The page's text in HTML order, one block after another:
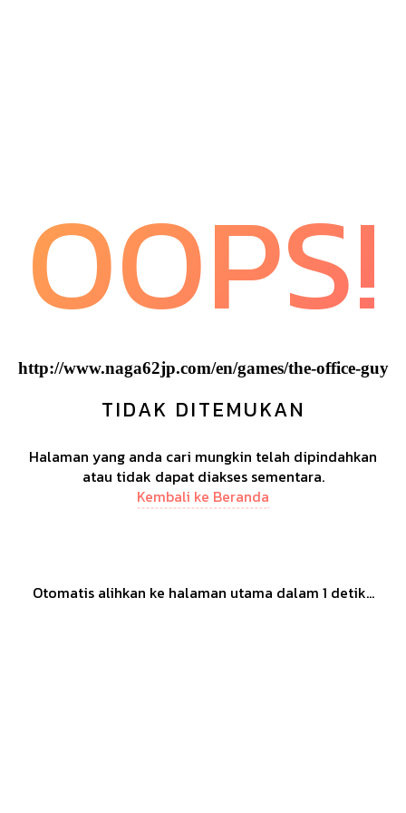
OOPS!
http://www.naga62jp.com/en/games/the-office-guy
TIDAK DITEMUKAN
Halaman yang anda cari mungkin telah dipindahkan
atau tidak dapat diakses sementara.
Kembali ke Beranda
Otomatis alihkan ke halaman utama dalam 1 detik...